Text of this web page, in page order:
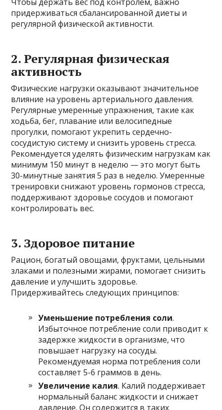
придерживаться сбалансированной диеты и
регулярной физической активности.
2. Регулярная физическая
активность
Физические нагрузки оказывают значительное
влияние на уровень артериального давления.
Регулярные умеренные упражнения, такие как
ходьба, бег, плавание или велосипедные
прогулки, помогают укрепить сердечно-
сосудистую систему и снизить уровень стресса.
Рекомендуется уделять физическим нагрузкам как
минимум 150 минут в неделю — это могут быть
30-минутные занятия 5 раз в неделю. Умеренные
тренировки снижают уровень гормонов стресса,
поддерживают здоровье сосудов и помогают
контролировать вес.
3. Здоровое питание
Рацион, богатый овощами, фруктами, цельными
злаками и полезными жирами, помогает снизить
давление и улучшить здоровье.
Придерживайтесь следующих принципов:
Уменьшение потребления соли.
Избыточное потребление соли приводит к
задержке жидкости в организме, что
повышает нагрузку на сосуды.
Рекомендуемая норма потребления соли
составляет 5-6 граммов в день.
Увеличение калия. Калий поддерживает
нормальный баланс жидкости и снижает
давление. Он содержится в таких